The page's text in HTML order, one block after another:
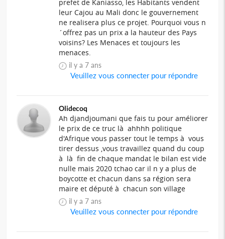
prefet de Kaniasso, les Habitants vendent
leur Cajou au Mali donc le gouvernement
ne realisera plus ce projet. Pourquoi vous n
´offrez pas un prix a la hauteur des Pays
voisins? Les Menaces et toujours les
menaces.
il y a 7 ans
Veuillez vous connecter pour répondre
Olidecoq
Ah djandjoumani que fais tu pour améliorer
le prix de ce truc là ahhhh politique
d'Afrique vous passer tout le temps à vous
tirer dessus ,vous travaillez quand du coup
à là fin de chaque mandat le bilan est vide
nulle mais 2020 tchao car il n y a plus de
boycotte et chacun dans sa région sera
maire et député à chacun son village
il y a 7 ans
Veuillez vous connecter pour répondre